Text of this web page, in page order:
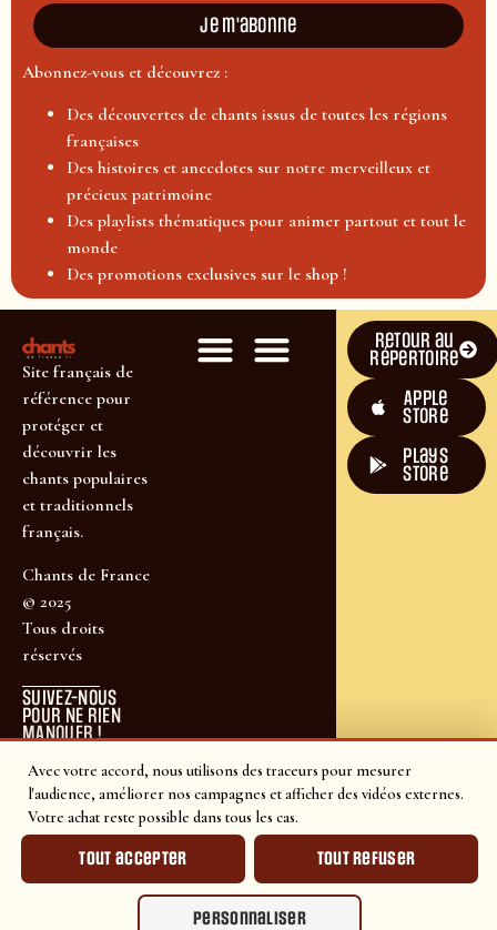
Avec votre accord, nous utilisons des traceurs pour mesurer
l'audience, améliorer nos campagnes et afficher des vidéos externes.
Votre achat reste possible dans tous les cas.
Tout accepter Tout refuser
Personnaliser
Je m'abonne
Abonnez-vous et découvrez :
Des découvertes de chants issus de toutes les régions
françaises
Des histoires et anecdotes sur notre merveilleux et
précieux patrimoine
Des playlists thématiques pour animer partout et tout le
monde
Des promotions exclusives sur le shop !
Site français de
référence pour
protéger et
découvrir les
chants populaires
et traditionnels
français.
Chants de France
© 2025
Tous droits
réservés
SUIVEZ-NOUS
POUR NE RIEN
MANQUER !
Retour au
répertoire
Apple
Store
plays
store